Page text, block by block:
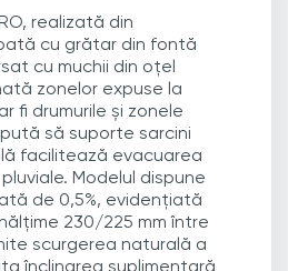
realizată din
cu grătar din fontă
cu muchii din oțel
zonelor expuse la
fi drumurile și zonele
să suporte sarcini
facilitează evacuarea
Modelul dispune
de 0,5%, evidențiată
230/225 mm între
scurgerea naturală a
înclinarea suplimentară